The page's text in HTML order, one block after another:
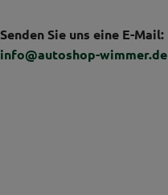
Senden Sie uns eine E-Mail:
info@autoshop-wimmer.de